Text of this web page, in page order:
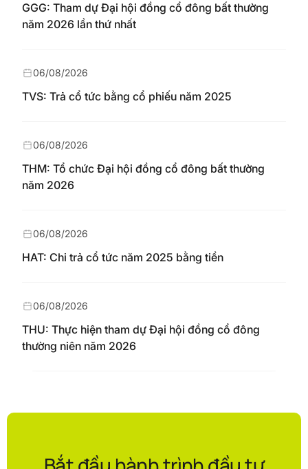
GGG: Tham dự Đại hội đồng cổ đông bất thường
năm 2026 lần thứ nhất
TVS: Trả cổ tức bằng cổ phiếu năm 2025
06/08/2026
THM: Tổ chức Đại hội đồng cổ đông bất thường
năm 2026
06/08/2026
HAT: Chi trả cổ tức năm 2025 bằng tiền
06/08/2026
THU: Thực hiện tham dự Đại hội đồng cổ đông
thường niên năm 2026
06/08/2026